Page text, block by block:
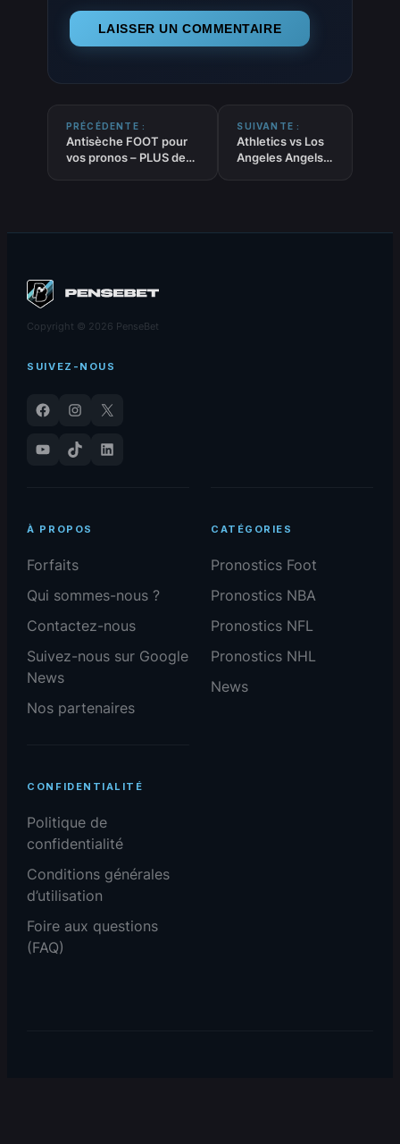
PRÉCÉDENTE :
Antisèche FOOT pour
vos pronos – PLUS de
SUIVANTE :
Athletics vs Los
Angeles Angels –
Copyright © 2026 PenseBet
SUIVEZ-NOUS
Facebook Instagram
X
YouTube
TikTok LinkedIn
À PROPOS
Forfaits
Qui sommes-nous ?
Contactez-nous
Suivez-nous sur Google
News
Nos partenaires
CATÉGORIES
Pronostics Foot
Pronostics NBA
Pronostics NFL
Pronostics NHL
News
CONFIDENTIALITÉ
Politique de
confidentialité
Conditions générales
d’utilisation
Foire aux questions
(FAQ)